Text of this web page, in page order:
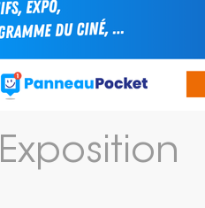
Exposition